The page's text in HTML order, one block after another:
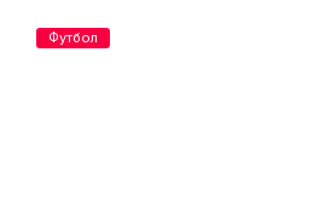
Футбол